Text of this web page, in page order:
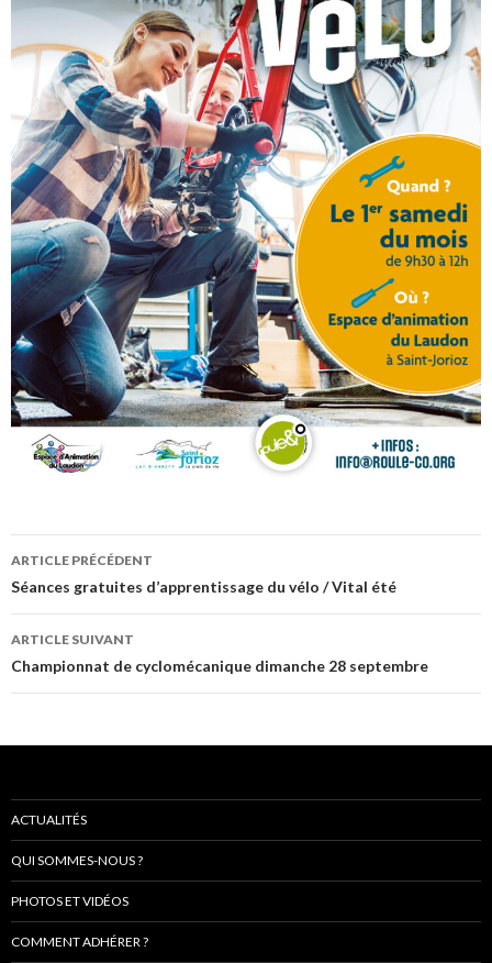
Navigation
de
l’article
ARTICLE PRÉCÉDENT
Séances gratuites d’apprentissage du vélo / Vital été
ARTICLE SUIVANT
Championnat de cyclomécanique dimanche 28 septembre
ACTUALITÉS
QUI SOMMES-NOUS ?
PHOTOS ET VIDÉOS
COMMENT ADHÉRER ?